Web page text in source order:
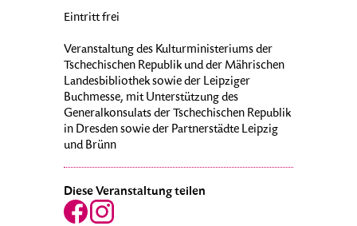
Eintritt frei
Veranstaltung des Kulturministeriums der
Tschechischen Republik und der Mährischen
Landesbibliothek sowie der Leipziger
Buchmesse, mit Unterstützung des
Generalkonsulats der Tschechischen Republik
in Dresden sowie der Partnerstädte Leipzig
und Brünn
Diese Veranstaltung teilen